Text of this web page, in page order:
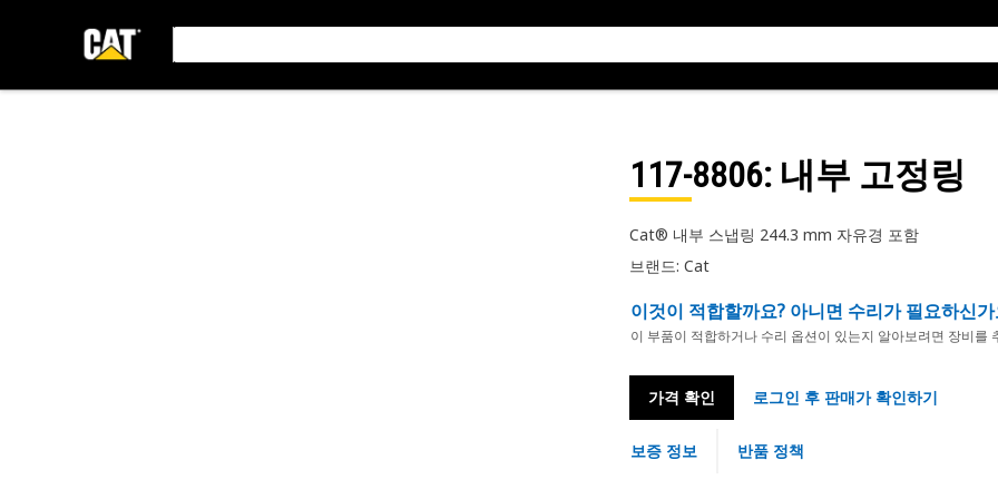
117-8806: 내부 고정링
Cat® 내부 스냅링 244.3 mm 자유경 포함
브랜드: Cat
이것이 적합할까요? 아니면 수리가 필요하신가
이 부품이 적합하거나 수리 옵션이 있는지 알아보려면 장비를
가격 확인 로그인 후 판매가 확인하기
보증 정보 반품 정책